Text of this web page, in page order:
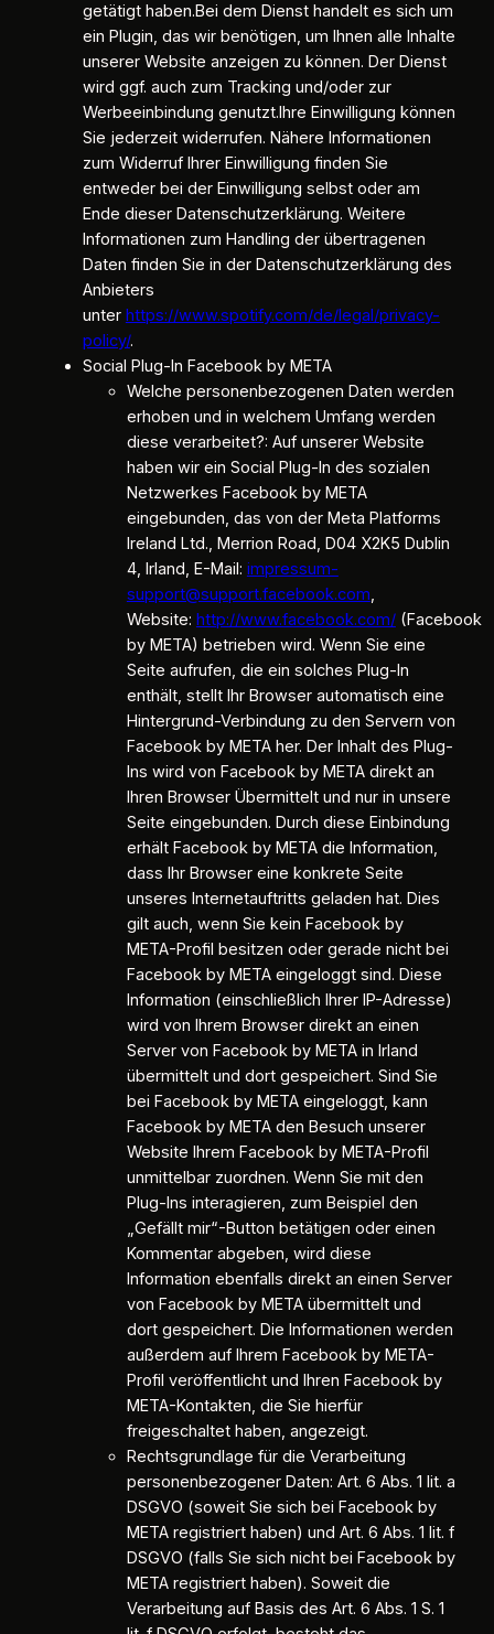
getätigt haben.Bei dem Dienst handelt es sich um
ein Plugin, das wir benötigen, um Ihnen alle Inhalte
unserer Website anzeigen zu können. Der Dienst
wird ggf. auch zum Tracking und/oder zur
Werbeeinbindung genutzt.Ihre Einwilligung können
Sie jederzeit widerrufen. Nähere Informationen
zum Widerruf Ihrer Einwilligung finden Sie
entweder bei der Einwilligung selbst oder am
Ende dieser Datenschutzerklärung. Weitere
Informationen zum Handling der übertragenen
Daten finden Sie in der Datenschutzerklärung des
Anbieters
unter https://www.spotify.com/de/legal/privacy-
policy/.
Social Plug-In Facebook by META
Welche personenbezogenen Daten werden
erhoben und in welchem Umfang werden
diese verarbeitet?: Auf unserer Website
haben wir ein Social Plug-In des sozialen
Netzwerkes Facebook by META
eingebunden, das von der Meta Platforms
Ireland Ltd., Merrion Road, D04 X2K5 Dublin
4, Irland, E-Mail: impressum-
support@support.facebook.com,
Website: http://www.facebook.com/(Facebook
by META) betrieben wird. Wenn Sie eine
Seite aufrufen, die ein solches Plug-In
enthält, stellt Ihr Browser automatisch eine
Hintergrund-Verbindung zu den Servern von
Facebook by META her. Der Inhalt des Plug-
Ins wird von Facebook by META direkt an
Ihren Browser Übermittelt und nur in unsere
Seite eingebunden. Durch diese Einbindung
erhält Facebook by META die Information,
dass Ihr Browser eine konkrete Seite
unseres Internetauftritts geladen hat. Dies
gilt auch, wenn Sie kein Facebook by
META-Profil besitzen oder gerade nicht bei
Facebook by META eingeloggt sind. Diese
Information (einschließlich Ihrer IP-Adresse)
wird von Ihrem Browser direkt an einen
Server von Facebook by META in Irland
übermittelt und dort gespeichert. Sind Sie
bei Facebook by META eingeloggt, kann
Facebook by META den Besuch unserer
Website Ihrem Facebook by META-Profil
unmittelbar zuordnen. Wenn Sie mit den
Plug-Ins interagieren, zum Beispiel den
„Gefällt mir“-Button betätigen oder einen
Kommentar abgeben, wird diese
Information ebenfalls direkt an einen Server
von Facebook by META übermittelt und
dort gespeichert. Die Informationen werden
außerdem auf Ihrem Facebook by META-
Profil veröffentlicht und Ihren Facebook by
META-Kontakten, die Sie hierfür
freigeschaltet haben, angezeigt.
Rechtsgrundlage für die Verarbeitung
personenbezogener Daten: Art. 6 Abs. 1 lit. a
DSGVO (soweit Sie sich bei Facebook by
META registriert haben) und Art. 6 Abs. 1 lit. f
DSGVO (falls Sie sich nicht bei Facebook by
META registriert haben). Soweit die
Verarbeitung auf Basis des Art. 6 Abs. 1 S. 1